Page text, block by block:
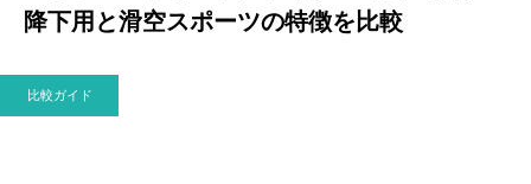
降下用と滑空スポーツの特徴を比較
比較ガイド